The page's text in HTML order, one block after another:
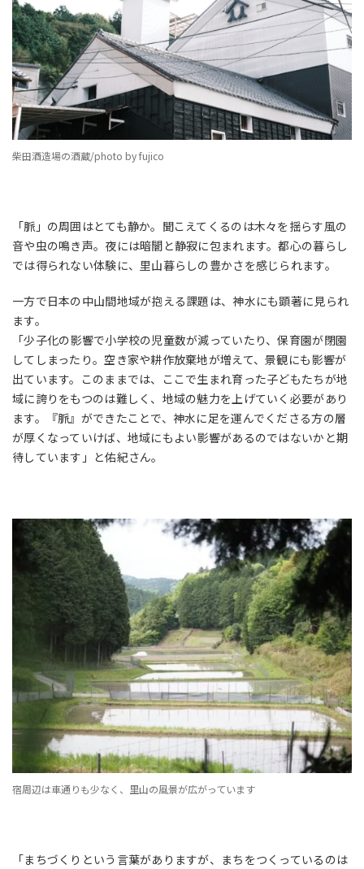
柴田酒造場の酒蔵/photo by fujico
「脈」の周囲はとても静か。聞こえてくるのは木々を揺らす風の
音や虫の鳴き声。夜には暗闇と静寂に包まれます。都心の暮らし
では得られない体験に、里山暮らしの豊かさを感じられます。
一方で日本の中山間地域が抱える課題は、神水にも顕著に見られ
ます。
「少子化の影響で小学校の児童数が減っていたり、保育園が閉園
してしまったり。空き家や耕作放棄地が増えて、景観にも影響が
出ています。このままでは、ここで生まれ育った子どもたちが地
域に誇りをもつのは難しく、地域の魅力を上げていく必要があり
ます。『脈』ができたことで、神水に足を運んでくださる方の層
が厚くなっていけば、地域にもよい影響があるのではないかと期
待しています」と佑紀さん。
宿周辺は車通りも少なく、里山の風景が広がっています
「まちづくりという言葉がありますが、まちをつくっているのは